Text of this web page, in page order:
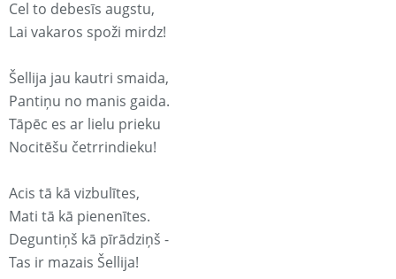
Cel to debesīs augstu,
Lai vakaros spoži mirdz!
Šellija jau kautri smaida,
Pantiņu no manis gaida.
Tāpēc es ar lielu prieku
Nocitēšu četrrindieku!
Acis tā kā vizbulītes,
Mati tā kā pienenītes.
Deguntiņš kā pīrādziņš -
Tas ir mazais Šellija!